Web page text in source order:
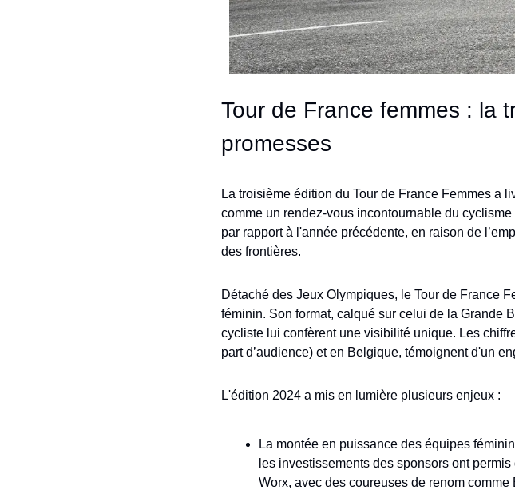
Tour de France femmes : la
promesses
La troisième édition du Tour de France Femmes a
comme un rendez-vous incontournable du
par rapport à l'année précédente, en raison de
des frontières.
Détaché des Jeux Olympiques, le Tour de France
féminin. Son format, calqué sur celui de la Grande
cycliste lui confèrent une visibilité unique. Les
part d’audience) et en Belgique, témoignent d'un
L'édition 2024 a mis en lumière plusieurs enjeux :
La montée en puissance des équipes
les investissements des sponsors ont
Worx, avec des coureuses de renom